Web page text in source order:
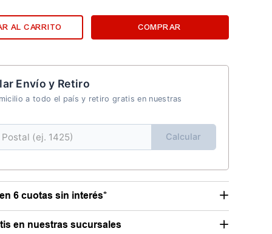
AL CARRITO COMPRAR
Envío y Retiro
a todo el país y retiro gratis en nuestras
Calcular
6 cuotas sin interés*
en nuestras sucursales